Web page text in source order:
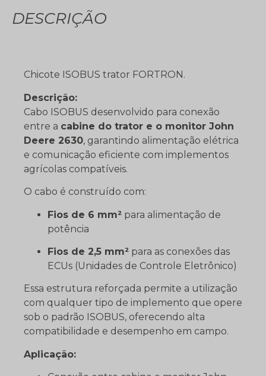
DESCRIÇÃO
Chicote ISOBUS trator FORTRON.
Descrição:
Cabo ISOBUS desenvolvido para conexão
entre a cabine do trator e o monitor John
Deere 2630, garantindo alimentação elétrica
e comunicação eficiente com implementos
agrícolas compatíveis.
O cabo é construído com:
Fios de 6 mm² para alimentação de
potência
Fios de 2,5 mm² para as conexões das
ECUs (Unidades de Controle Eletrônico)
Essa estrutura reforçada permite a utilização
com qualquer tipo de implemento que opere
sob o padrão ISOBUS, oferecendo alta
compatibilidade e desempenho em campo.
Aplicação: